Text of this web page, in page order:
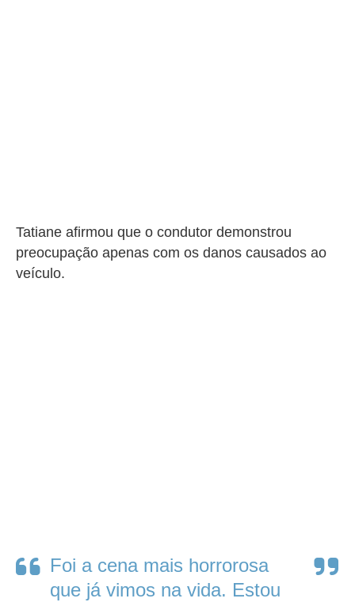
Tatiane afirmou que o condutor demonstrou
preocupação apenas com os danos causados ao
veículo.
Foi a cena mais horrorosa
que já vimos na vida. Estou